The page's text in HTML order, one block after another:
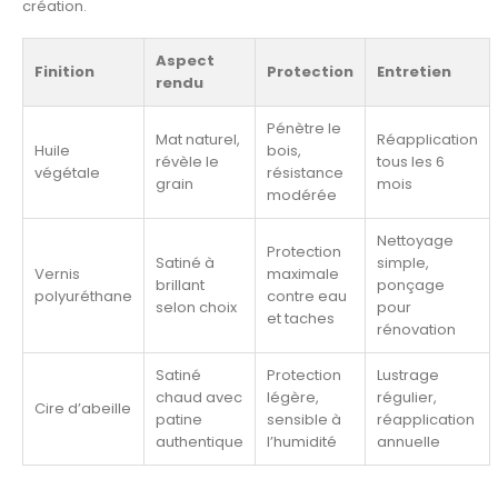
création.
Finition
Aspect
rendu
Protection Entretien
Huile
végétale
Mat naturel,
révèle le
grain
Pénètre le
bois,
résistance
modérée
Réapplication
tous les 6
mois
Vernis
polyuréthane
Satiné à
brillant
selon choix
Protection
maximale
contre eau
et taches
Nettoyage
simple,
ponçage
pour
rénovation
Cire d’abeille
Satiné
chaud avec
patine
authentique
Protection
légère,
sensible à
l’humidité
Lustrage
régulier,
réapplication
annuelle